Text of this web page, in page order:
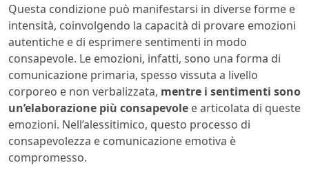
Questa condizione può manifestarsi in diverse forme e
intensità, coinvolgendo la capacità di provare emozioni
autentiche e di esprimere sentimenti in modo
consapevole. Le emozioni, infatti, sono una forma di
comunicazione primaria, spesso vissuta a livello
corporeo e non verbalizzata, mentre i sentimenti sono
un’elaborazione più consapevole e articolata di queste
emozioni. Nell’alessitimico, questo processo di
consapevolezza e comunicazione emotiva è
compromesso.